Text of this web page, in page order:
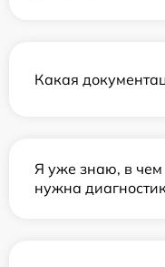
Какая
Я уже знаю, в чем
нужна